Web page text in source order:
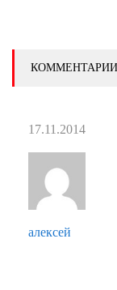
КОММЕНТАРИИ
17.11.2014
алексей